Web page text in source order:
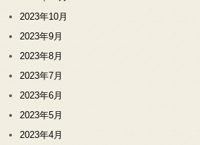
2023年10月
2023年9月
2023年8月
2023年7月
2023年6月
2023年5月
2023年4月